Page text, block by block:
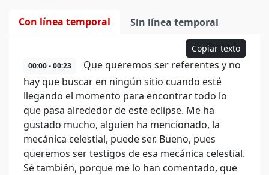
Con línea temporal Sin línea temporal
Copiar texto
00:00 - 00:23
Que queremos ser referentes y no
hay que buscar en ningún sitio cuando esté
llegando el momento para encontrar todo lo
que pasa alrededor de este eclipse. Me ha
gustado mucho, alguien ha mencionado, la
mecánica celestial, puede ser. Bueno, pues
queremos ser testigos de esa mecánica celestial.
Sé también, porque me lo han comentado, que